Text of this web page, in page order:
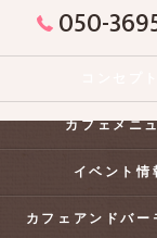
050-
カフェメニ
イベント情
カフェアンドバー